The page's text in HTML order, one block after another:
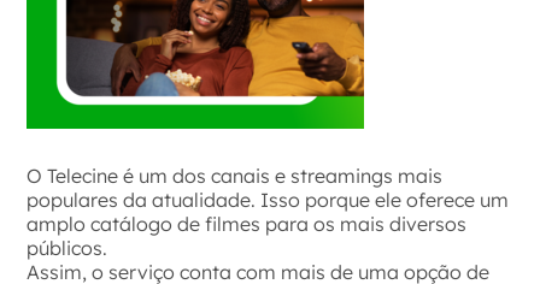
O Telecine é um dos canais e streamings mais
populares da atualidade. Isso porque ele oferece um
amplo catálogo de filmes para os mais diversos
públicos.
Assim, o serviço conta com mais de uma opção de